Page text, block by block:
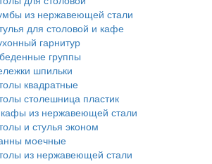
из нержавеющей стали
для столовой и кафе
гарнитур
группы
шпильки
квадратные
столешница пластик
из нержавеющей стали
и стулья эконом
моечные
из нержавеющей стали